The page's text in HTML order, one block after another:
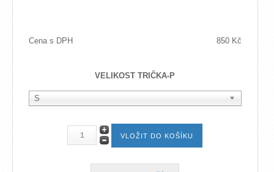
Cena s DPH 850 Kč
VELIKOST TRIČKA-P
S